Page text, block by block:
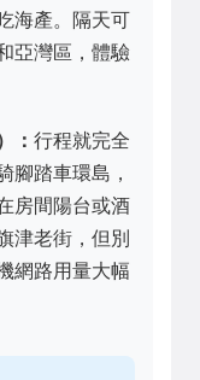
海產。隔天可
亞灣區，體驗
： 行程就完全
腳踏車環島，
房間陽台或酒
津老街，但別
網路用量大幅